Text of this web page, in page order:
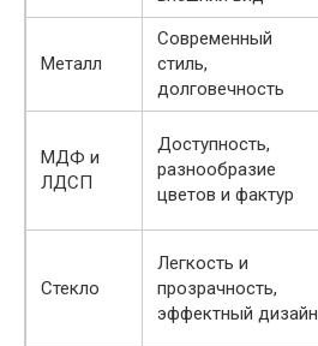
Металл
Современный
стиль,
долговечность
МДФ и
ЛДСП
Доступность,
разнообразие
цветов и фактур
Стекло
Легкость и
прозрачность,
эффектный дизайн